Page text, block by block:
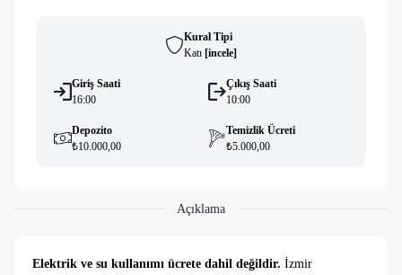
Kural Tipi
Katı [i̇ncele]
Giriş Saati
16:00
Çıkış Saati
10:00
Depozito
₺10.000,00
Temizlik Ücreti
₺5.000,00
Açıklama
Elektrik ve su kullanımı ücrete dahil değildir. İzmir